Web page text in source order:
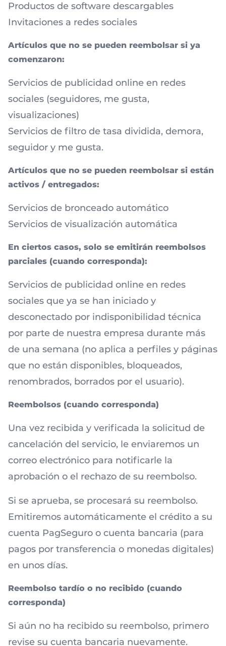
Productos de software descargables
Invitaciones a redes sociales
Artículos que no se pueden reembolsar si ya
comenzaron:
Servicios de publicidad online en redes
sociales (seguidores, me gusta,
visualizaciones)
Servicios de filtro de tasa dividida, demora,
seguidor y me gusta.
Artículos que no se pueden reembolsar si están
activos / entregados:
Servicios de bronceado automático
Servicios de visualización automática
En ciertos casos, solo se emitirán reembolsos
parciales (cuando corresponda):
Servicios de publicidad online en redes
sociales que ya se han iniciado y
desconectado por indisponibilidad técnica
por parte de nuestra empresa durante más
de una semana (no aplica a perfiles y páginas
que no están disponibles, bloqueados,
renombrados, borrados por el usuario).
Reembolsos (cuando corresponda)
Una vez recibida y verificada la solicitud de
cancelación del servicio, le enviaremos un
correo electrónico para notificarle la
aprobación o el rechazo de su reembolso.
Si se aprueba, se procesará su reembolso.
Emitiremos automáticamente el crédito a su
cuenta PagSeguro o cuenta bancaria (para
pagos por transferencia o monedas digitales)
en unos días.
Reembolso tardío o no recibido (cuando
corresponda)
Si aún no ha recibido su reembolso, primero
revise su cuenta bancaria nuevamente.